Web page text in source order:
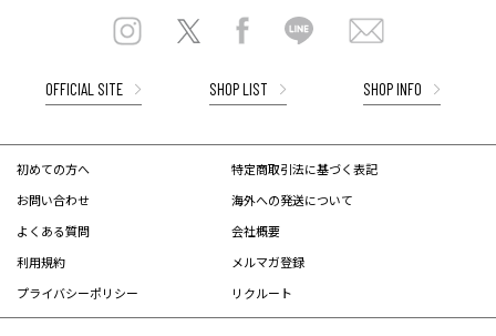
OFFICIAL SITE SHOP LIST SHOP INFO
初めての方へ
お問い合わせ
よくある質問
利用規約
プライバシーポリシー
特定商取引法に基づく表記
海外への発送について
会社概要
メルマガ登録
リクルート